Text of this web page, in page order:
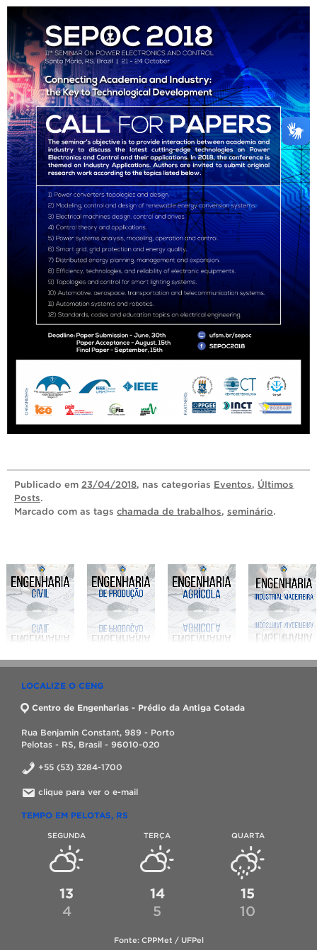
Publicado em 23/04/2018, nas categorias Eventos, Últimos
Posts.
Marcado com as tags chamada de trabalhos, seminário.
LOCALIZE O CENG
Centro de Engenharias - Prédio da Antiga Cotada
Rua Benjamin Constant, 989 - Porto
Pelotas - RS, Brasil - 96010-020
+55 (53) 3284-1700
clique para ver o e-mail
TEMPO EM PELOTAS, RS
SEGUNDA
13
4
TERÇA
14
5
QUARTA
15
10
Fonte: CPPMet / UFPel